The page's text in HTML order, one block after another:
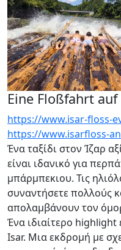
Eine Floßfahrt
https://www.isar-floss-
https://www.isarfloss-
Ένα ταξίδι στον Ίζαρ
είναι ιδανικό για
μπάρμπεκιου. Τις
συναντήσετε πολλούς
απολαμβάνουν τον
Ένα ιδιαίτερο highlight
Isar. Μια εκδρομή με